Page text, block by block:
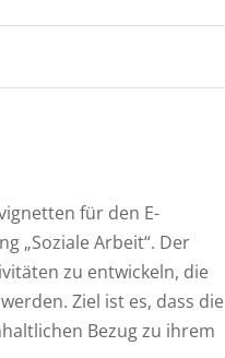
für den E-
„Soziale Arbeit“. Der
zu entwickeln, die
Ziel ist es, dass die
Bezug zu ihrem